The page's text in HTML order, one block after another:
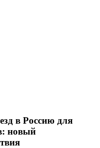
в Россию для
новый